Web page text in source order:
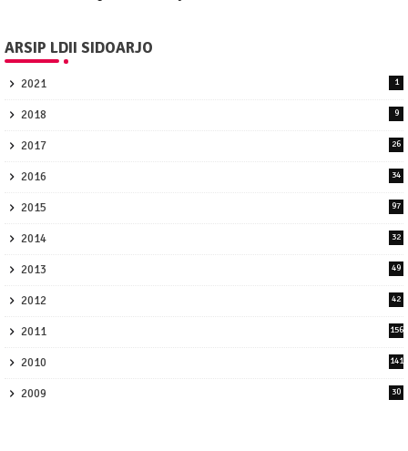
ARSIP LDII SIDOARJO
2021 1
2018 9
2017 26
2016 34
2015 97
2014 32
2013 49
2012 42
2011 156
2010 141
2009 30